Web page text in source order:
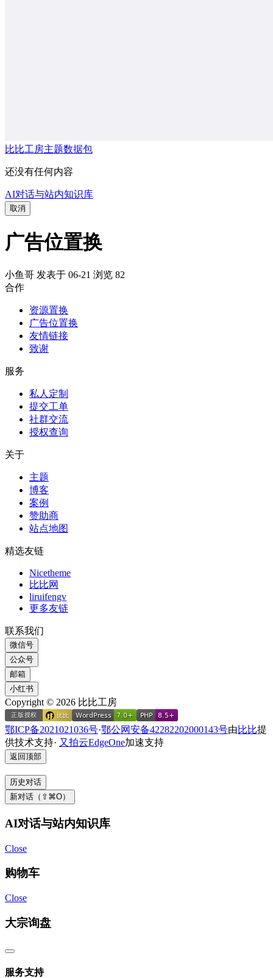
比比工房主题数据包
还没有任何内容
AI对话与站内知识库
取消
广告位置换
小鱼哥 发表于 06-21 浏览 82
合作
资源置换
广告位置换
友情链接
致谢
服务
私人定制
提交工单
社群交流
授权查询
关于
主题
博客
案例
赞助商
站点地图
精选友链
Nicetheme
比比网
liruifengv
更多友链
联系我们
微信号
公众号
邮箱
小红书
Copyright © 2026 比比工房
鄂ICP备2021021036号·鄂公网安备42282202000143号由比比提
供技术支持· 又拍云EdgeOne加速支持
返回顶部
历史对话
新对话（⇧⌘O）
AI对话与站内知识库
Close
购物车
Close
大宗询盘
服务支持